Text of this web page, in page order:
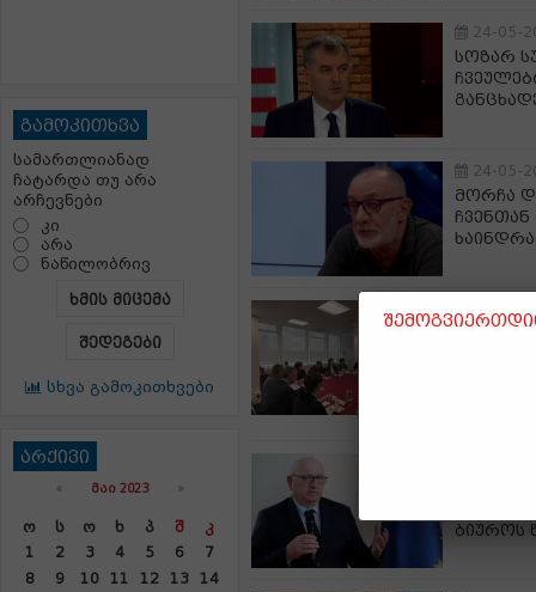
გამოკითხვა
სამართლიანად
ჩატარდა თუ არა
არჩევნები
კი
არა
ნაწილობრივ
ხმის მიცემა
შედეგები
სხვა გამოკითხვები
არქივი
« ᲛᲐᲘ 2023 »
Ო Ს Ო Ხ Პ Შ
Კ
1
2 3 4 5 6
7
8
9 10 11 12 13
14
24-05-
სოზარ
24-05-
მორჩა
ჩვენთან
24-05-
ბიუროს